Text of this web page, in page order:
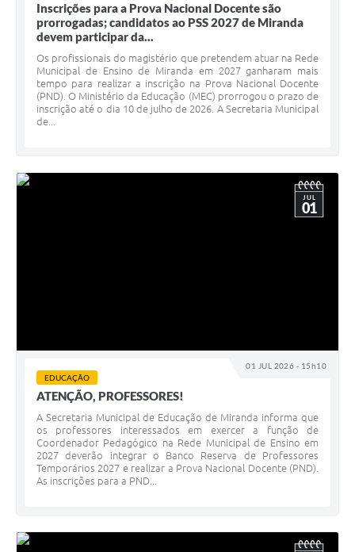
Inscrições para a Prova Nacional Docente são
prorrogadas; candidatos ao PSS 2027 de Miranda
devem participar da...
Os profissionais do magistério que pretendem atuar na Rede
Municipal de Ensino de Miranda em 2027 ganharam mais
tempo para realizar a inscrição na Prova Nacional Docente
(PND). O Ministério da Educação (MEC) prorrogou o prazo de
inscrição até o dia 10 de julho de 2026. A Secretaria Municipal
de...
01 JUL 2026 - 15h10
JUL
01
EDUCAÇÃO
ATENÇÃO, PROFESSORES!
A Secretaria Municipal de Educação de Miranda informa que
os professores interessados em exercer a função de
Coordenador Pedagógico na Rede Municipal de Ensino em
2027 deverão integrar o Banco Reserva de Professores
Temporários 2027 e realizar a Prova Nacional Docente (PND).
As inscrições para a PND...